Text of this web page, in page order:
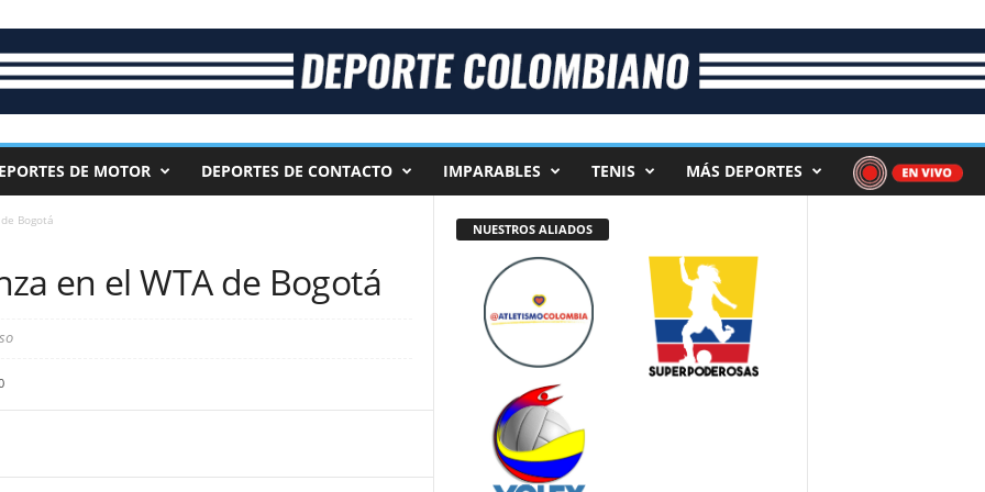
DE MOTOR DEPORTES DE CONTACTO IMPARABLES TENIS MÁS DEPORTES
Bogotá
en el WTA de Bogotá
NUESTROS ALIADOS